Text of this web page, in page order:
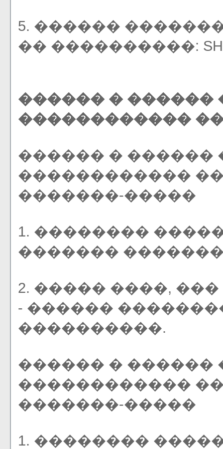
5. ������
�� ����������:
������ � ������
������������
������ � ������
������������
�������-�����
1. ��������
�������
2. ����� ����,
- ������
����������.
������ � ������
������������
�������-�����
1. ��������